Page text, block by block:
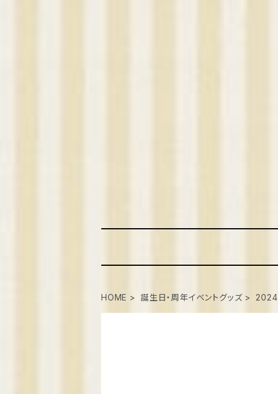
HOME 誕生日・周年イベントグッズ 2024